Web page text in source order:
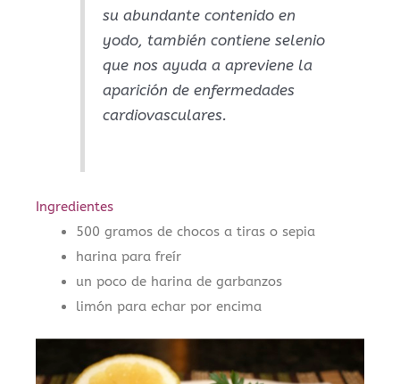
su abundante contenido en
yodo, también contiene selenio
que nos ayuda a apreviene la
aparición de enfermedades
cardiovasculares.
Ingredientes
500 gramos de chocos a tiras o sepia
harina para freír
un poco de harina de garbanzos
limón para echar por encima